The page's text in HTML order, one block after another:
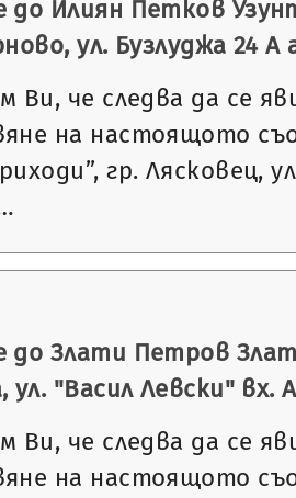
до Илиян Петков
ул. Бузлуджа 24 А
Ви, че следва да се
на настоящото
гр. Лясковец,
до Злати Петров
ул. "Васил Левски" вх.
Ви, че следва да се
на настоящото